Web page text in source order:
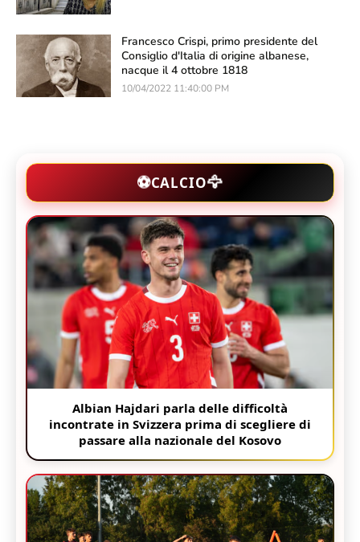
Francesco Crispi, primo presidente del
Consiglio d'Italia di origine albanese,
nacque il 4 ottobre 1818
10/04/2022 11:40:00 PM
⚽CALCIO🦅
Albian Hajdari parla delle difficoltà
incontrate in Svizzera prima di scegliere di
passare alla nazionale del Kosovo